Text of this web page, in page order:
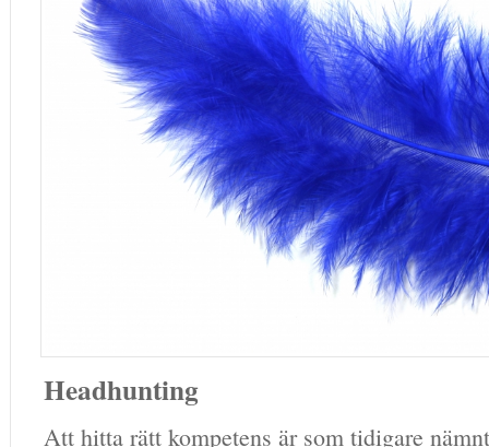
Headhunting
Att hitta rätt kompetens är som tidigare